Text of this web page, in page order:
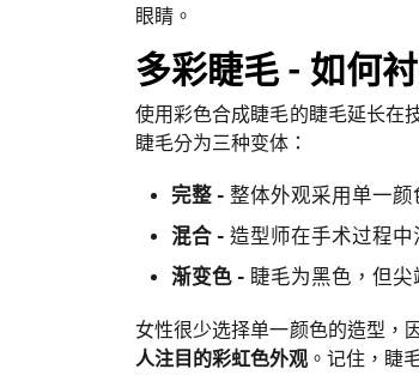
眼睛。
多彩睫毛 - 如何
使用彩色合成睫毛的睫毛延长在
睫毛分为三种变体：
完整 - 整体外观采用单一颜
混合 - 造型师在手术过程中
渐变色 - 睫毛为黑色，但尖
女性很少选择单一颜色的造型，
人注目的彩虹色外观 。记住，睫